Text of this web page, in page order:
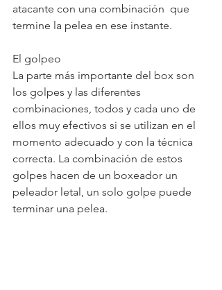
atacante con una combinación  que
termine la pelea en ese instante.
El golpeo
La parte más importante del box son
los golpes y las diferentes
combinaciones, todos y cada uno de
ellos muy efectivos si se utilizan en el
momento adecuado y con la técnica
correcta. La combinación de estos
golpes hacen de un boxeador un
peleador letal, un solo golpe puede
terminar una pelea.